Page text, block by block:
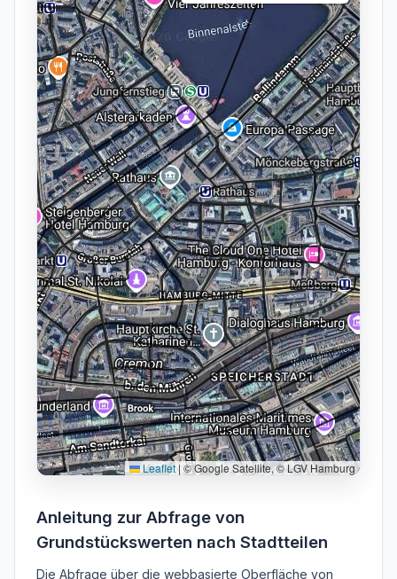
Leaflet| © Google Satellite, © LGV Hamburg
Anleitung zur Abfrage von
Grundstückswerten nach Stadtteilen
Die Abfrage über die webbasierte Oberfläche von